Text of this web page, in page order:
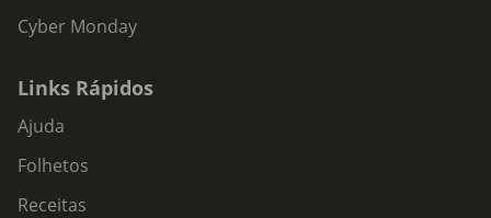
Cyber Monday
Links Rápidos
Ajuda
Folhetos
Receitas